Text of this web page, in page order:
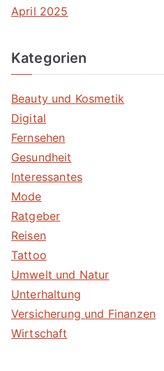
April 2025
Kategorien
Beauty und Kosmetik
Digital
Fernsehen
Gesundheit
Interessantes
Mode
Ratgeber
Reisen
Tattoo
Umwelt und Natur
Unterhaltung
Versicherung und Finanzen
Wirtschaft